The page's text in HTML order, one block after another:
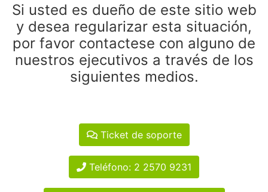
Si usted es dueño de este sitio web
y desea regularizar esta situación,
por favor contactese con alguno de
nuestros ejecutivos a través de los
siguientes medios.
Ticket de soporte
Teléfono: 2 2570 9231